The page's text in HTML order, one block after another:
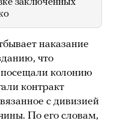
заключенных
наказание
что
посещали колонию
контракт
с дивизией
По его словам,